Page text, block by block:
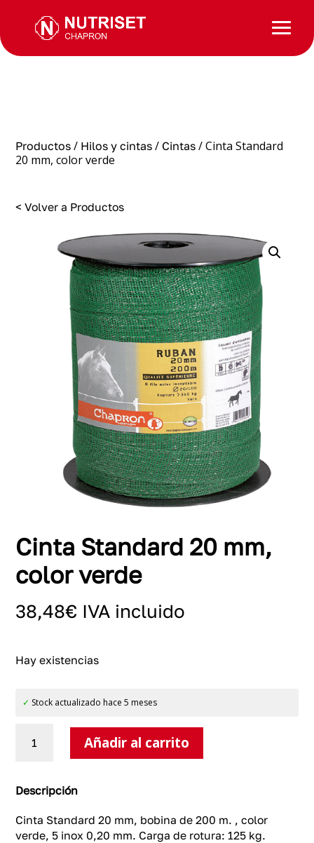
Productos / Hilos y cintas / Cintas / Cinta Standard
20 mm, color verde
< Volver a Productos
Cinta Standard 20 mm,
color verde
38,48€ IVA incluido
Hay existencias
✓ Stock actualizado hace 5 meses
Standard
color
verde
cantidad
Añadir al carrito
Descripción
Cinta Standard 20 mm, bobina de 200 m. , color
verde, 5 inox 0,20 mm. Carga de rotura: 125 kg.